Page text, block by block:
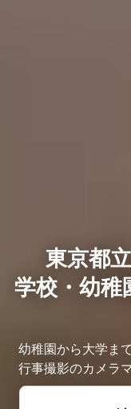
東京都
学校・幼
幼稚園から大学ま
行事撮影のカメラ